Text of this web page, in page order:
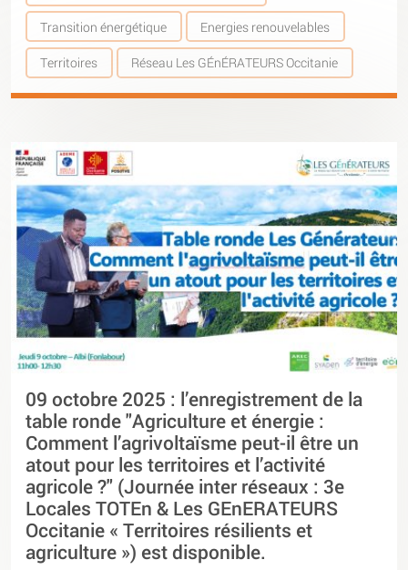
Transition énergétique Energies renouvelables
Territoires Réseau Les GÉnÉRATEURS Occitanie
09 octobre 2025 : l’enregistrement de la
table ronde "Agriculture et énergie :
Comment l’agrivoltaïsme peut-il être un
atout pour les territoires et l’activité
agricole ?" (Journée inter réseaux : 3e
Locales TOTEn & Les GEnERATEURS
Occitanie « Territoires résilients et
agriculture ») est disponible.